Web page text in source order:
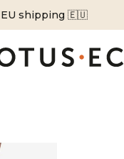
EU shipping 🇪🇺